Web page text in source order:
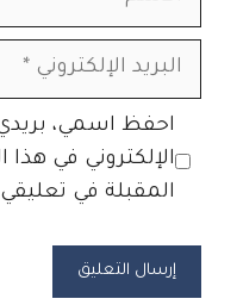
البريد
الموقع
الإلكتروني
احفظ اسمي، بريدي
الإلكتروني في
المقبلة في